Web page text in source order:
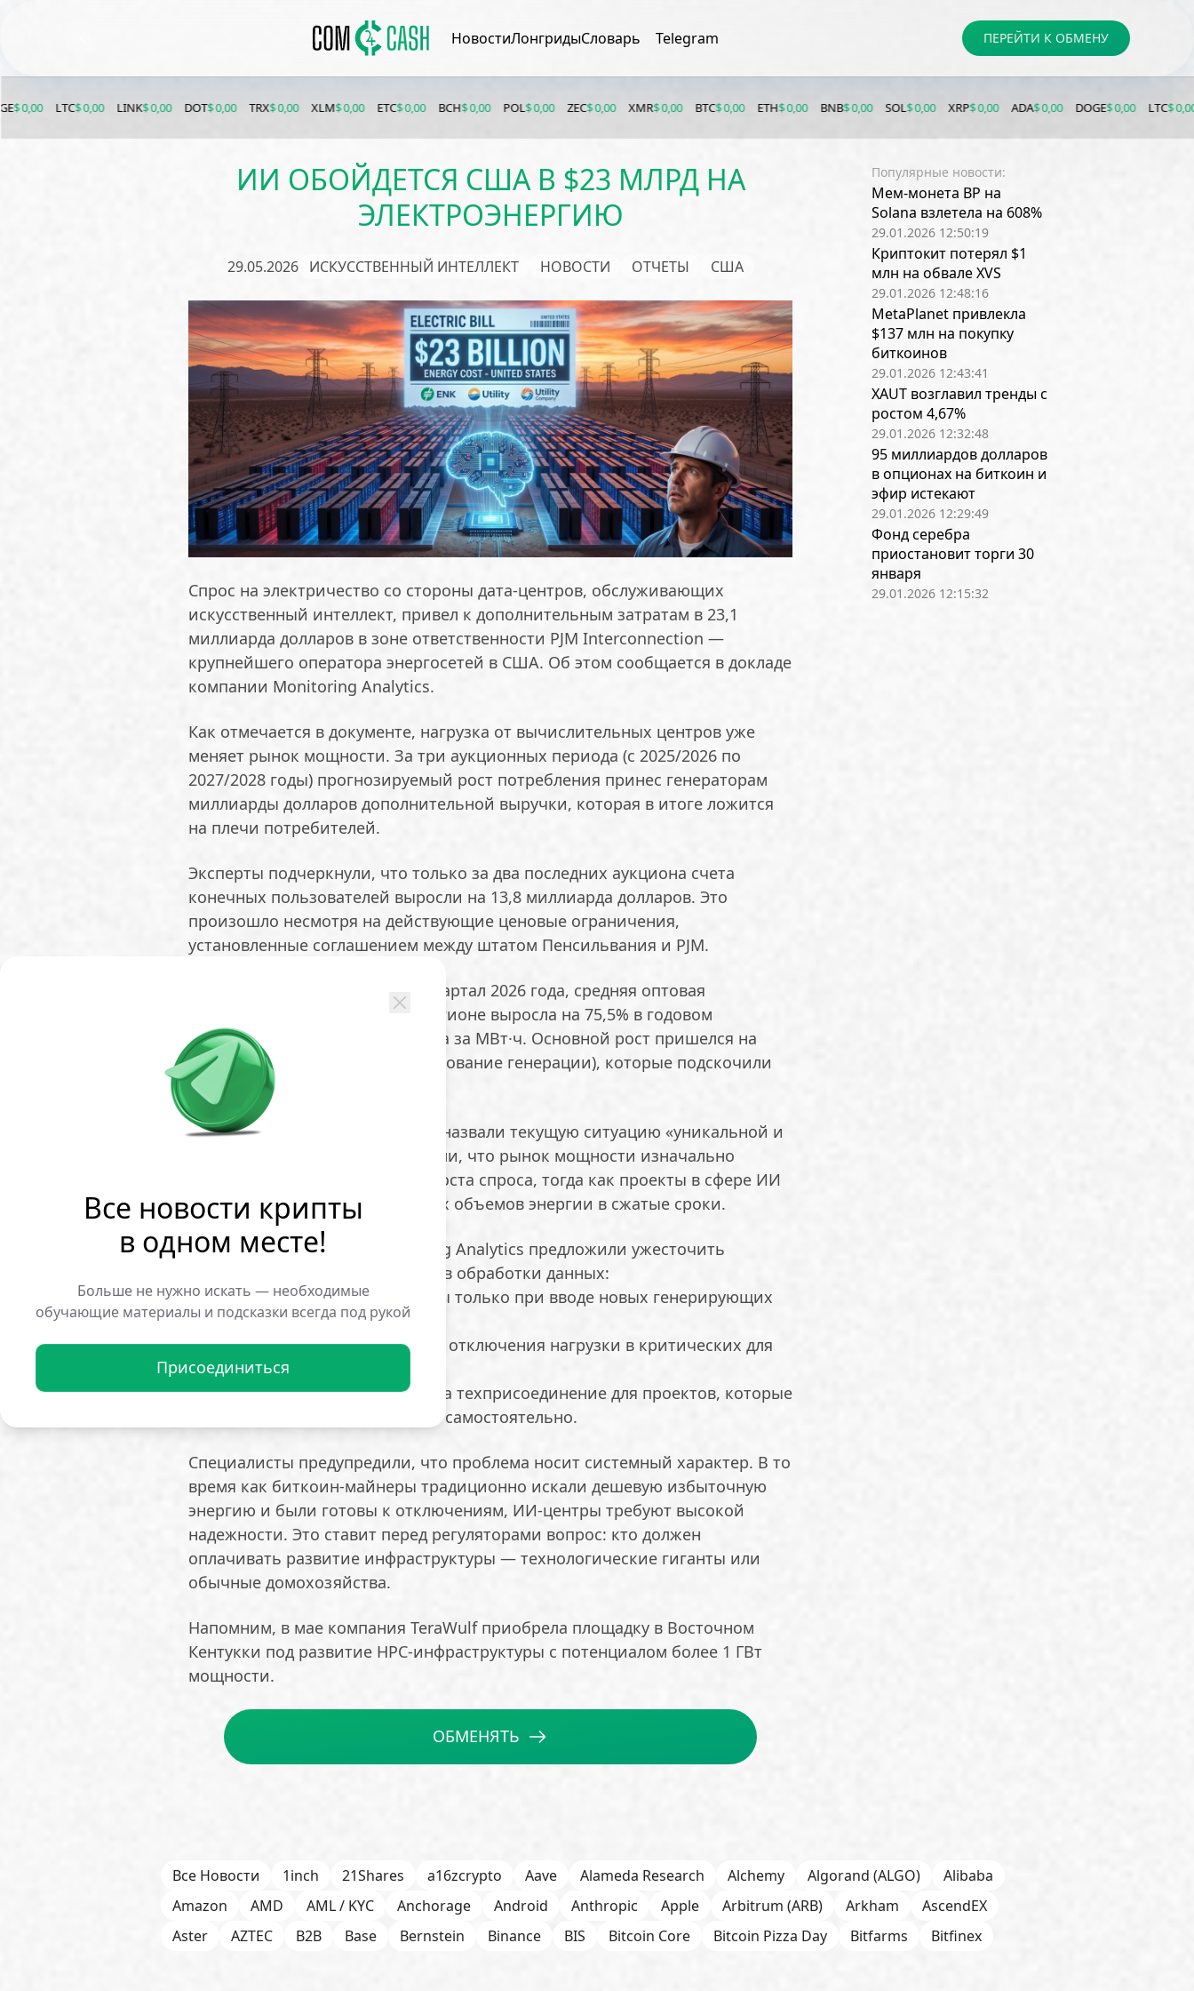
НовостиЛонгридыСловарь Telegram ПЕРЕЙТИ К ОБМЕНУ
$ 0,00 LINK$ 0,00 DOT$ 0,00 TRX$ 0,00 XLM$ 0,00 ETC$ 0,00 BCH$ 0,00 POL$ 0,00 ZEC$ 0,00 XMR$ 0,00 BTC$ 0,00 ETH$ 0,00 BNB$ 0,00 SOL$ 0,00 XRP$ 0,00 ADA$ 0,00 DOGE$ 0,00 LTC$ 0,00 LINK$
Все новости крипты
в одном месте!
Больше не нужно искать — необходимые
обучающие материалы и подсказки всегда под рукой
Присоединиться
ИИ ОБОЙДЕТСЯ США В $23 МЛРД НА
ЭЛЕКТРОЭНЕРГИЮ
29.05.2026 ИСКУССТВЕННЫЙ ИНТЕЛЛЕКТ НОВОСТИ ОТЧЕТЫ США
Спрос на электричество со стороны дата-центров, обслуживающих
искусственный интеллект, привел к дополнительным затратам в 23,1
миллиарда долларов в зоне ответственности PJM Interconnection —
крупнейшего оператора энергосетей в США. Об этом сообщается в докладе
компании Monitoring Analytics.
Как отмечается в документе, нагрузка от вычислительных центров уже
меняет рынок мощности. За три аукционных периода (с 2025/2026 по
2027/2028 годы) прогнозируемый рост потребления принес генераторам
миллиарды долларов дополнительной выручки, которая в итоге ложится
на плечи потребителей.
Эксперты подчеркнули, что только за два последних аукциона счета
конечных пользователей выросли на 13,8 миллиарда долларов. Это
произошло несмотря на действующие ценовые ограничения,
установленные соглашением между штатом Пенсильвания и PJM.
По данным отчета за первый квартал 2026 года, средняя оптовая
стоимость электроэнергии в регионе выросла на 75,5% в годовом
исчислении — до 136,53 доллара за МВт·ч. Основной рост пришелся на
платежи за мощность (резервирование генерации), которые подскочили
почти на 400%.
Аналитики Monitoring Analytics назвали текущую ситуацию «уникальной и
беспрецедентной». Они отметили, что рынок мощности изначально
проектировался для плавного роста спроса, тогда как проекты в сфере ИИ
требуют подключения огромных объемов энергии в сжатые сроки.
В качестве решения в Monitoring Analytics предложили ужесточить
правила для операторов центров обработки данных:
— подключать крупные объекты только при вводе новых генерирующих
мощностей;
— внедрить протоколы полного отключения нагрузки в критических для
энергосистемы ситуациях;
— создать отдельную очередь на техприсоединение для проектов, которые
обеспечивают себя генерацией самостоятельно.
Специалисты предупредили, что проблема носит системный характер. В то
время как биткоин-майнеры традиционно искали дешевую избыточную
энергию и были готовы к отключениям, ИИ-центры требуют высокой
надежности. Это ставит перед регуляторами вопрос: кто должен
оплачивать развитие инфраструктуры — технологические гиганты или
обычные домохозяйства.
Напомним, в мае компания TeraWulf приобрела площадку в Восточном
Кентукки под развитие HPC-инфраструктуры с потенциалом более 1 ГВт
мощности.
ОБМЕНЯТЬ
Популярные новости:
Мем-монета BP на
Solana взлетела на 608%
29.01.2026 12:50:19
Криптокит потерял $1
млн на обвале XVS
29.01.2026 12:48:16
MetaPlanet привлекла
$137 млн на покупку
биткоинов
29.01.2026 12:43:41
XAUT возглавил тренды с
ростом 4,67%
29.01.2026 12:32:48
95 миллиардов долларов
в опционах на биткоин и
эфир истекают
29.01.2026 12:29:49
Фонд серебра
приостановит торги 30
января
29.01.2026 12:15:32
Все Новости 1inch 21Shares a16zcrypto Aave Alameda Research Alchemy Algorand (ALGO)
Alibaba
Amazon
AMD AML / KYC Anchorage Android Anthropic Apple Arbitrum (ARB) Arkham
AscendEX
Aster
AZTEC B2B Base Bernstein Binance BIS Bitcoin Core Bitcoin Pizza Day Bitfarms
Bitfinex